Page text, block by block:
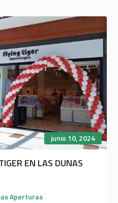
junio 10, 2024
EN LAS DUNAS
Aperturas